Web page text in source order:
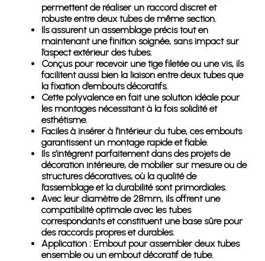
permettent de réaliser un raccord discret et
robuste entre deux tubes de même section.
Ils assurent un assemblage précis tout en
maintenant une finition soignée, sans impact sur
l’aspect extérieur des tubes.
Conçus pour recevoir une tige filetée ou une vis, ils
facilitent aussi bien la liaison entre deux tubes que
la fixation d’embouts décoratifs.
Cette polyvalence en fait une solution idéale pour
les montages nécessitant à la fois solidité et
esthétisme.
Faciles à insérer à l’intérieur du tube, ces embouts
garantissent un montage rapide et fiable.
Ils s’intègrent parfaitement dans des projets de
décoration intérieure, de mobilier sur mesure ou de
structures décoratives, où la qualité de
l’assemblage et la durabilité sont primordiales.
Avec leur diamètre de 28mm, ils offrent une
compatibilité optimale avec les tubes
correspondants et constituent une base sûre pour
des raccords propres et durables.
Application : Embout pour assembler deux tubes
ensemble ou un embout décoratif de tube.